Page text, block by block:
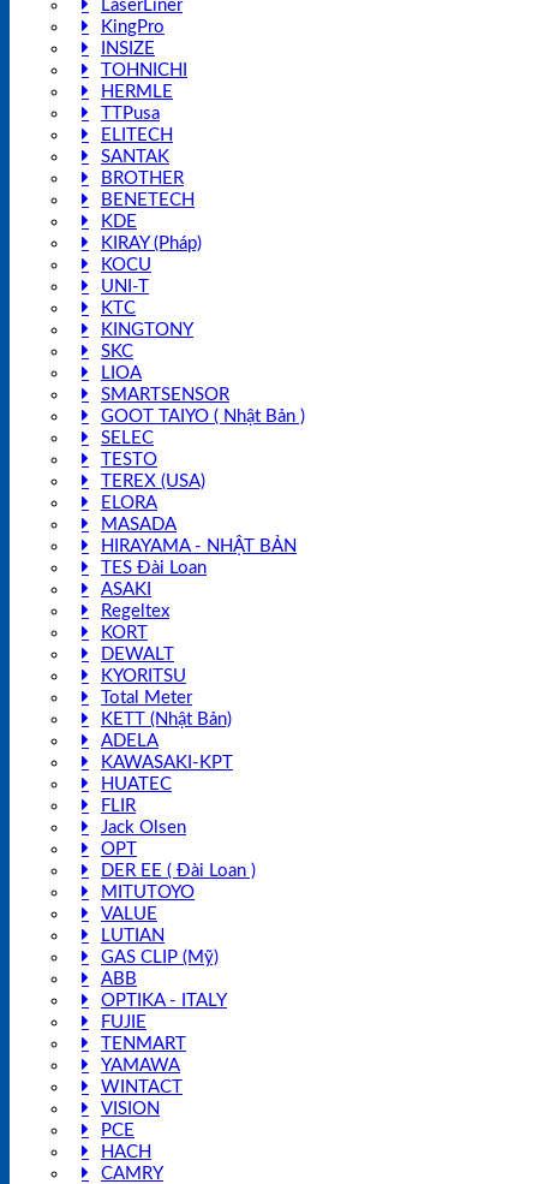
LaserLiner
KingPro
INSIZE
TOHNICHI
HERMLE
TTPusa
ELITECH
SANTAK
BROTHER
BENETECH
KDE
KIRAY (Pháp)
KOCU
UNI-T
KTC
KINGTONY
SKC
LIOA
SMARTSENSOR
GOOT TAIYO ( Nhật Bản )
SELEC
TESTO
TEREX (USA)
ELORA
MASADA
HIRAYAMA - NHẬT BẢN
TES Đài Loan
ASAKI
Regeltex
KORT
DEWALT
KYORITSU
Total Meter
KETT (Nhật Bản)
ADELA
KAWASAKI-KPT
HUATEC
FLIR
Jack Olsen
OPT
DER EE ( Đài Loan )
MITUTOYO
VALUE
LUTIAN
GAS CLIP (Mỹ)
ABB
OPTIKA - ITALY
FUJIE
TENMART
YAMAWA
WINTACT
VISION
PCE
HACH
CAMRY